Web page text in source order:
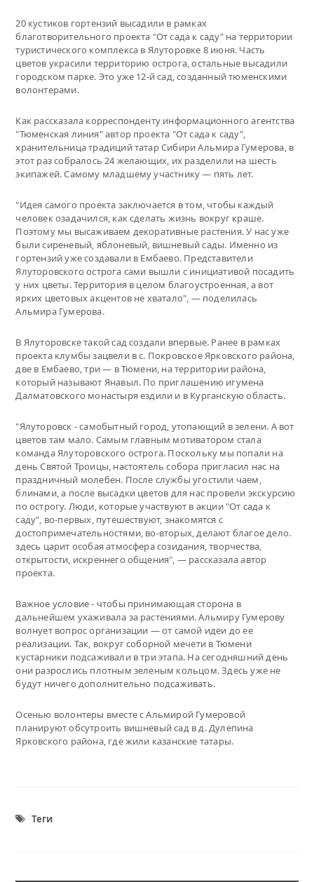
20 кустиков гортензий высадили в рамках
благотворительного проекта "От сада к саду" на территории
туристического комплекса в Ялуторовке 8 июня. Часть
цветов украсили территорию острога, остальные высадили
городском парке. Это уже 12-й сад, созданный тюменскими
волонтерами.
Как рассказала корреспонденту информационного агентства
"Тюменская линия" автор проекта "От сада к саду",
хранительница традиций татар Сибири Альмира Гумерова, в
этот раз собралось 24 желающих, их разделили на шесть
экипажей. Самому младшему участнику — пять лет.
"Идея самого проекта заключается в том, чтобы каждый
человек озадачился, как сделать жизнь вокруг краше.
Поэтому мы высаживаем декоративные растения. У нас уже
были сиреневый, яблоневый, вишневый сады. Именно из
гортензий уже создавали в Ембаево. Представители
Ялуторовского острога сами вышли с инициативой посадить
у них цветы. Территория в целом благоустроенная, а вот
ярких цветовых акцентов не хватало", — поделилась
Альмира Гумерова.
В Ялуторовске такой сад создали впервые. Ранее в рамках
проекта клумбы зацвели в с. Покровское Ярковского района,
две в Ембаево, три — в Тюмени, на территории района,
который называют Янавыл. По приглашению игумена
Далматовского монастыря ездили и в Курганскую область.
"Ялуторовск - самобытный город, утопающий в зелени. А вот
цветов там мало. Самым главным мотиватором стала
команда Ялуторовского острога. Поскольку мы попали на
день Святой Троицы, настоятель собора пригласил нас на
праздничный молебен. После службы угостили чаем,
блинами, а после высадки цветов для нас провели экскурсию
по острогу. Люди, которые участвуют в акции "От сада к
саду", во-первых, путешествуют, знакомятся с
достопримечательностями, во-вторых, делают благое дело.
здесь царит особая атмосфера созидания, творчества,
открытости, искреннего общения", — рассказала автор
проекта.
Важное условие - чтобы принимающая сторона в
дальнейшем ухаживала за растениями. Альмиру Гумерову
волнует вопрос организации — от самой идеи до ее
реализации. Так, вокруг соборной мечети в Тюмени
кустарники подсаживали в три этапа. На сегодняшний день
они разрослись плотным зеленым кольцом. Здесь уже не
будут ничего дополнительно подсаживать.
Осенью волонтеры вместе с Альмирой Гумеровой
планируют обсутроить вишневый сад в д. Дулепина
Ярковского района, где жили казанские татары.
Теги